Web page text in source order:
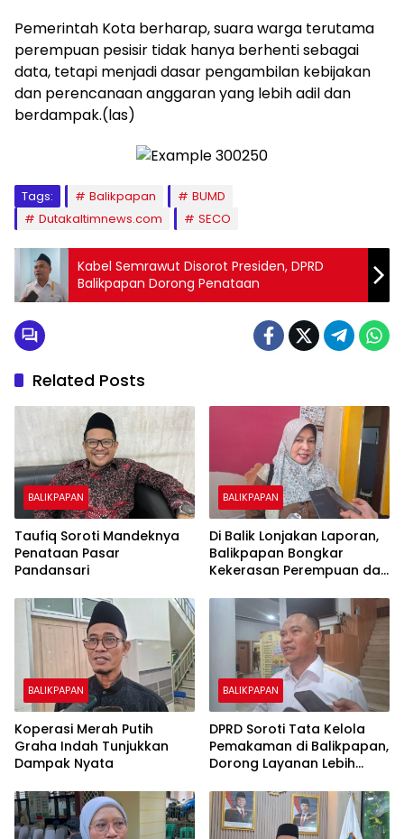
Pemerintah Kota berharap, suara warga terutama
perempuan pesisir tidak hanya berhenti sebagai
data, tetapi menjadi dasar pengambilan kebijakan
dan perencanaan anggaran yang lebih adil dan
berdampak.(las)
Tags: Balikpapan
BUMD
Dutakaltimnews.com
SECO
Kabel Semrawut Disorot Presiden, DPRD
Balikpapan Dorong Penataan
Related Posts
BALIKPAPAN
Taufiq Soroti Mandeknya
Penataan Pasar
Pandansari
BALIKPAPAN
Di Balik Lonjakan Laporan,
Balikpapan Bongkar
Kekerasan Perempuan dan
BALIKPAPAN
Koperasi Merah Putih
Graha Indah Tunjukkan
Dampak Nyata
BALIKPAPAN
DPRD Soroti Tata Kelola
Pemakaman di Balikpapan,
Dorong Layanan Lebih
Biaya Warga